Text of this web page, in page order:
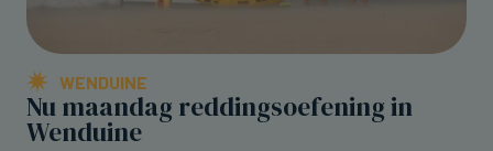
WENDUINE
Nu maandag reddingsoefening in
Wenduine